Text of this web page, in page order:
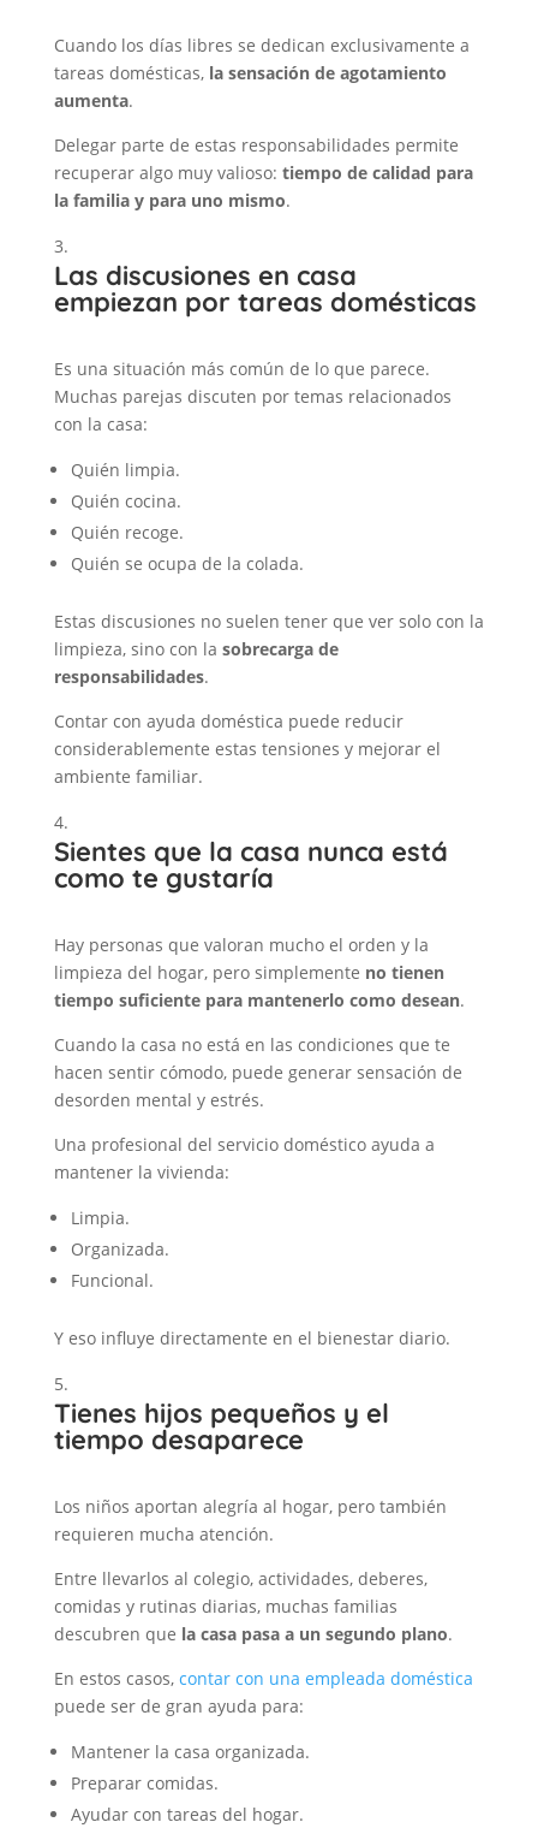
Cuando los días libres se dedican exclusivamente a
tareas domésticas, la sensación de agotamiento
aumenta.
Delegar parte de estas responsabilidades permite
recuperar algo muy valioso: tiempo de calidad para
la familia y para uno mismo.
Las discusiones en casa
empiezan por tareas domésticas
Es una situación más común de lo que parece.
Muchas parejas discuten por temas relacionados
con la casa:
Quién limpia.
Quién cocina.
Quién recoge.
Quién se ocupa de la colada.
Estas discusiones no suelen tener que ver solo con la
limpieza, sino con la sobrecarga de
responsabilidades.
Contar con ayuda doméstica puede reducir
considerablemente estas tensiones y mejorar el
ambiente familiar.
Sientes que la casa nunca está
como te gustaría
Hay personas que valoran mucho el orden y la
limpieza del hogar, pero simplemente no tienen
tiempo suficiente para mantenerlo como desean.
Cuando la casa no está en las condiciones que te
hacen sentir cómodo, puede generar sensación de
desorden mental y estrés.
Una profesional del servicio doméstico ayuda a
mantener la vivienda:
Limpia.
Organizada.
Funcional.
Y eso influye directamente en el bienestar diario.
Tienes hijos pequeños y el
tiempo desaparece
Los niños aportan alegría al hogar, pero también
requieren mucha atención.
Entre llevarlos al colegio, actividades, deberes,
comidas y rutinas diarias, muchas familias
descubren que la casa pasa a un segundo plano.
En estos casos, contar con una empleada doméstica
puede ser de gran ayuda para:
Mantener la casa organizada.
Preparar comidas.
Ayudar con tareas del hogar.